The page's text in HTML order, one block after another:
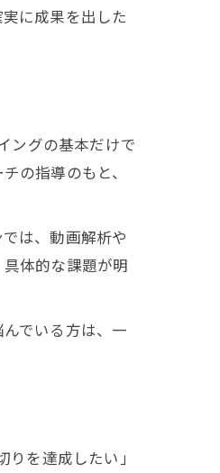
に成果を出した
ングの基本だけで
の指導のもと、
は、動画解析や
体的な課題が明
でいる方は、一
を達成したい」